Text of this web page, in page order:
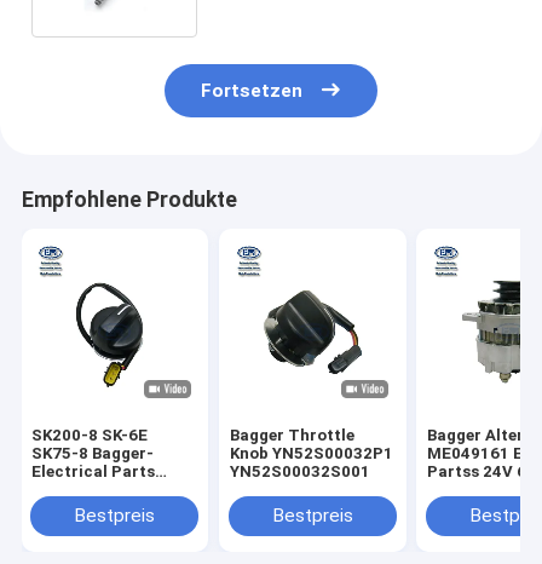
Fortsetzen
Empfohlene Produkte
SK200-8 SK-6E
SK75-8 Bagger-
Electrical Parts
YN52S00032P1
YN52S00032S001
Bestpreis
Bagger Throttle
Knob YN52S00032P1
YN52S00032S001
Bestpreis
Bagger
ME049161
Partss 24V